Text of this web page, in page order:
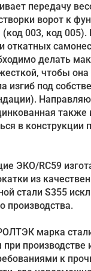
передачу
ворот к
003, код 005).
откатных
делать
чтобы она
изгиб под
в конструкции
ЭКО/RC59
из
стали S355
производства.
марка
при производстве
к